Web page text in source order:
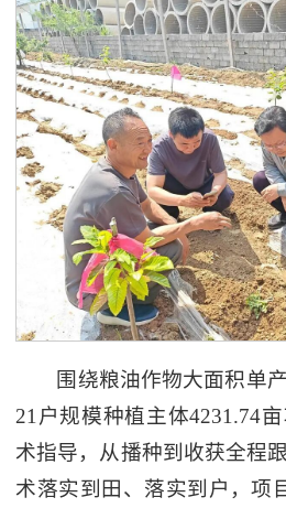
围绕粮油作物大面积单
21户规模种植主体4231.74
术指导，从播种到收获全程
术落实到田、落实到户，项